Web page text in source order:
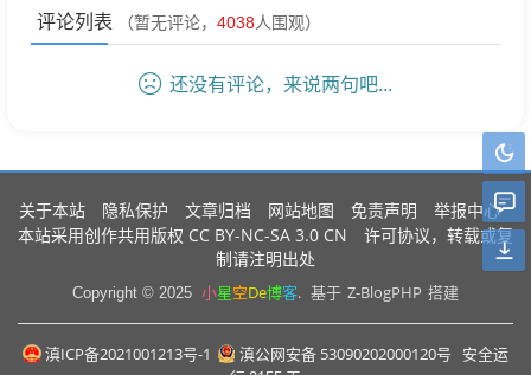
评论列表 （暂无评论， 4038人围观）
还没有评论，来说两句吧...
关于本站 隐私保护 文章归档 网站地图 免责声明 举报中心
本站采用创作共用版权 CC BY-NC-SA 3.0 CN
许可协议，转载或复
制请注明出处
Copyright © 2025 小星空De博客. 基于 Z-BlogPHP 搭建
滇ICP备2021001213号-1 滇公网安备 53090202000120号
安全运